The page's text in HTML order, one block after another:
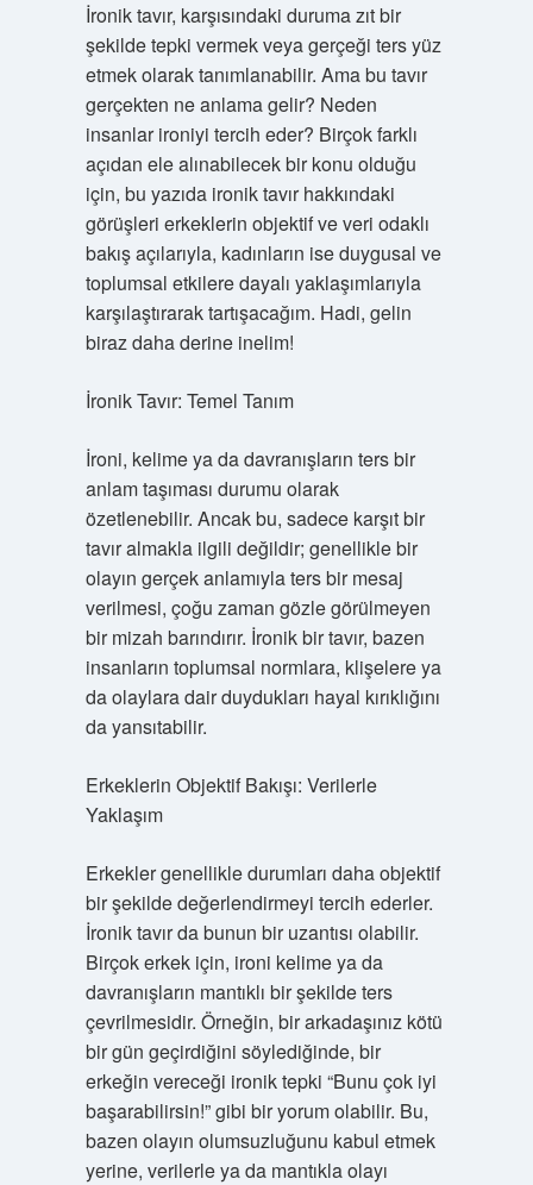
İronik tavır, karşısındaki duruma zıt bir
şekilde tepki vermek veya gerçeği ters yüz
etmek olarak tanımlanabilir. Ama bu tavır
gerçekten ne anlama gelir? Neden
insanlar ironiyi tercih eder? Birçok farklı
açıdan ele alınabilecek bir konu olduğu
için, bu yazıda ironik tavır hakkındaki
görüşleri erkeklerin objektif ve veri odaklı
bakış açılarıyla, kadınların ise duygusal ve
toplumsal etkilere dayalı yaklaşımlarıyla
karşılaştırarak tartışacağım. Hadi, gelin
biraz daha derine inelim!
İronik Tavır: Temel Tanım
İroni, kelime ya da davranışların ters bir
anlam taşıması durumu olarak
özetlenebilir. Ancak bu, sadece karşıt bir
tavır almakla ilgili değildir; genellikle bir
olayın gerçek anlamıyla ters bir mesaj
verilmesi, çoğu zaman gözle görülmeyen
bir mizah barındırır. İronik bir tavır, bazen
insanların toplumsal normlara, klişelere ya
da olaylara dair duydukları hayal kırıklığını
da yansıtabilir.
Erkeklerin Objektif Bakışı: Verilerle
Yaklaşım
Erkekler genellikle durumları daha objektif
bir şekilde değerlendirmeyi tercih ederler.
İronik tavır da bunun bir uzantısı olabilir.
Birçok erkek için, ironi kelime ya da
davranışların mantıklı bir şekilde ters
çevrilmesidir. Örneğin, bir arkadaşınız kötü
bir gün geçirdiğini söylediğinde, bir
erkeğin vereceği ironik tepki “Bunu çok iyi
başarabilirsin!” gibi bir yorum olabilir. Bu,
bazen olayın olumsuzluğunu kabul etmek
yerine, verilerle ya da mantıkla olayı